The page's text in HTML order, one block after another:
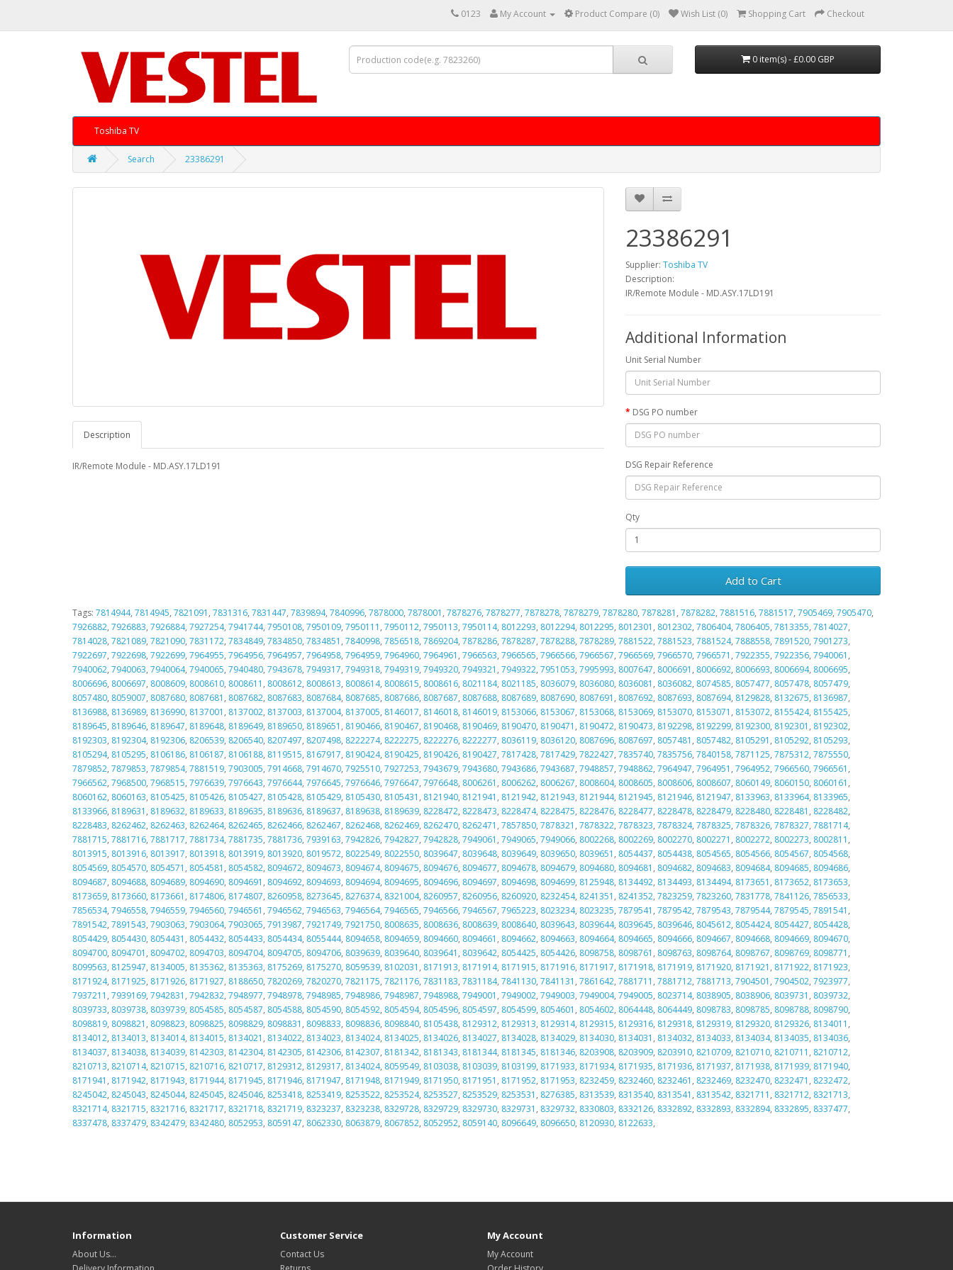
0123 My Account Product Compare (0) Wish List (0) Shopping Cart Checkout
0 item(s) - £0.00 GBP
Toshiba TV
Search 23386291
Description
IR/Remote Module - MD.ASY.17LD191
23386291
Supplier: Toshiba TV
Description:
IR/Remote Module - MD.ASY.17LD191
Additional Information
Unit Serial Number
DSG PO number
DSG Repair Reference
Qty
Add to Cart
Tags: 7814944, 7814945, 7821091 , 7831316, 7831447, 7839894, 7840996, 7878000, 7878001 , 7878276, 7878277, 7878278, 7878279, 7878280, 7878281 , 7878282, 7881516, 7881517, 7905469, 7905470,
7926882, 7926883, 7926884, 7927254, 7941744, 7950108, 7950109, 7950111 , 7950112, 7950113, 7950114, 8012293, 8012294, 8012295, 8012301 , 8012302, 7806404, 7806405, 7813355, 7814027,
7814028, 7821089, 7821090, 7831172, 7834849, 7834850, 7834851 , 7840998, 7856518, 7869204, 7878286, 7878287, 7878288, 7878289, 7881522, 7881523, 7881524, 7888558, 7891520, 7901273,
7922697, 7922698, 7922699, 7964955, 7964956, 7964957, 7964958, 7964959, 7964960, 7964961 , 7966563, 7966565, 7966566, 7966567, 7966569, 7966570, 7966571 , 7922355, 7922356, 7940061 ,
7940062, 7940063, 7940064, 7940065, 7940480, 7943678, 7949317, 7949318, 7949319, 7949320, 7949321 , 7949322, 7951053, 7995993, 8007647, 8006691 , 8006692, 8006693, 8006694, 8006695,
8006696, 8006697, 8008609, 8008610, 8008611 , 8008612, 8008613, 8008614, 8008615, 8008616, 8021184, 8021185, 8036079, 8036080, 8036081 , 8036082, 8074585, 8057477, 8057478, 8057479,
8057480, 8059007, 8087680, 8087681 , 8087682, 8087683, 8087684, 8087685, 8087686, 8087687, 8087688, 8087689, 8087690, 8087691 , 8087692, 8087693, 8087694, 8129828, 8132675, 8136987,
8136988, 8136989, 8136990, 8137001 , 8137002, 8137003, 8137004, 8137005, 8146017, 8146018, 8146019, 8153066, 8153067, 8153068, 8153069, 8153070, 8153071 , 8153072, 8155424, 8155425,
8189645, 8189646, 8189647, 8189648, 8189649, 8189650, 8189651 , 8190466, 8190467, 8190468, 8190469, 8190470, 8190471 , 8190472, 8190473, 8192298, 8192299, 8192300, 8192301 , 8192302,
8192303, 8192304, 8192306, 8206539, 8206540, 8207497, 8207498, 8222274, 8222275, 8222276, 8222277, 8036119, 8036120, 8087696, 8087697, 8057481 , 8057482, 8105291 , 8105292, 8105293,
8105294, 8105295, 8106186, 8106187, 8106188, 8119515, 8167917, 8190424, 8190425, 8190426, 8190427, 7817428, 7817429, 7822427, 7835740, 7835756, 7840158, 7871125, 7875312, 7875550,
7879852, 7879853, 7879854, 7881519, 7903005, 7914668, 7914670, 7925510, 7927253, 7943679, 7943680, 7943686, 7943687, 7948857, 7948862, 7964947, 7964951 , 7964952, 7966560, 7966561 ,
7966562, 7968500, 7968515, 7976639, 7976643, 7976644, 7976645, 7976646, 7976647, 7976648, 8006261 , 8006262, 8006267, 8008604, 8008605, 8008606, 8008607, 8060149, 8060150, 8060161 ,
8060162, 8060163, 8105425, 8105426, 8105427, 8105428, 8105429, 8105430, 8105431 , 8121940, 8121941 , 8121942, 8121943, 8121944, 8121945, 8121946, 8121947, 8133963, 8133964, 8133965,
8133966, 8189631 , 8189632, 8189633, 8189635, 8189636, 8189637, 8189638, 8189639, 8228472, 8228473, 8228474, 8228475, 8228476, 8228477, 8228478, 8228479, 8228480, 8228481 , 8228482,
8228483, 8262462, 8262463, 8262464, 8262465, 8262466, 8262467, 8262468, 8262469, 8262470, 8262471 , 7857850, 7878321 , 7878322, 7878323, 7878324, 7878325, 7878326, 7878327, 7881714,
7881715, 7881716, 7881717, 7881734, 7881735, 7881736, 7939163, 7942826, 7942827, 7942828, 7949061 , 7949065, 7949066, 8002268, 8002269, 8002270, 8002271 , 8002272, 8002273, 8002811 ,
8013915, 8013916, 8013917, 8013918, 8013919, 8013920, 8019572, 8022549, 8022550, 8039647, 8039648, 8039649, 8039650, 8039651 , 8054437, 8054438, 8054565, 8054566, 8054567, 8054568,
8054569, 8054570, 8054571 , 8054581 , 8054582, 8094672, 8094673, 8094674, 8094675, 8094676, 8094677, 8094678, 8094679, 8094680, 8094681 , 8094682, 8094683, 8094684, 8094685, 8094686,
8094687, 8094688, 8094689, 8094690, 8094691 , 8094692, 8094693, 8094694, 8094695, 8094696, 8094697, 8094698, 8094699, 8125948, 8134492, 8134493, 8134494, 8173651 , 8173652, 8173653,
8173659, 8173660, 8173661 , 8174806, 8174807, 8260958, 8273645, 8276374, 8321004, 8260957, 8260956, 8260920, 8232454, 8241351 , 8241352, 7823259, 7823260, 7831778, 7841126, 7856533,
7856534, 7946558, 7946559, 7946560, 7946561 , 7946562, 7946563, 7946564, 7946565, 7946566, 7946567, 7965223, 8023234, 8023235, 7879541 , 7879542, 7879543, 7879544, 7879545, 7891541 ,
7891542, 7891543, 7903063, 7903064, 7903065, 7913987, 7921749, 7921750, 8008635, 8008636, 8008639, 8008640, 8039643, 8039644, 8039645, 8039646, 8045612, 8054424, 8054427, 8054428,
8054429, 8054430, 8054431 , 8054432, 8054433, 8054434, 8055444, 8094658, 8094659, 8094660, 8094661 , 8094662, 8094663, 8094664, 8094665, 8094666, 8094667, 8094668, 8094669, 8094670,
8094700, 8094701 , 8094702, 8094703, 8094704, 8094705, 8094706, 8039639, 8039640, 8039641 , 8039642, 8054425, 8054426, 8098758, 8098761 , 8098763, 8098764, 8098767, 8098769, 8098771 ,
8099563, 8125947, 8134005, 8135362, 8135363, 8175269, 8175270, 8059539, 8102031 , 8171913, 8171914, 8171915, 8171916, 8171917, 8171918, 8171919, 8171920, 8171921 , 8171922, 8171923,
8171924, 8171925, 8171926, 8171927, 8188650, 7820269, 7820270, 7821175, 7821176, 7831183, 7831184, 7841130, 7841131 , 7861642, 7881711 , 7881712, 7881713, 7904501 , 7904502, 7923977,
7937211 , 7939169, 7942831 , 7942832, 7948977, 7948978, 7948985, 7948986, 7948987, 7948988, 7949001 , 7949002, 7949003, 7949004, 7949005, 8023714, 8038905, 8038906, 8039731 , 8039732,
8039733, 8039738, 8039739, 8054585, 8054587, 8054588, 8054590, 8054592, 8054594, 8054596, 8054597, 8054599, 8054601 , 8054602, 8064448, 8064449, 8098783, 8098785, 8098788, 8098790,
8098819, 8098821 , 8098823, 8098825, 8098829, 8098831 , 8098833, 8098836, 8098840, 8105438, 8129312, 8129313, 8129314, 8129315, 8129316, 8129318, 8129319, 8129320, 8129326, 8134011 ,
8134012, 8134013, 8134014, 8134015, 8134021 , 8134022, 8134023, 8134024, 8134025, 8134026, 8134027, 8134028, 8134029, 8134030, 8134031 , 8134032, 8134033, 8134034, 8134035, 8134036,
8134037, 8134038, 8134039, 8142303, 8142304, 8142305, 8142306, 8142307, 8181342, 8181343, 8181344, 8181345, 8181346, 8203908, 8203909, 8203910, 8210709, 8210710, 8210711 , 8210712,
8210713, 8210714, 8210715, 8210716, 8210717, 8129312, 8129317, 8134024, 8059549, 8103038, 8103039, 8103199, 8171933, 8171934, 8171935, 8171936, 8171937, 8171938, 8171939, 8171940,
8171941 , 8171942, 8171943, 8171944, 8171945, 8171946, 8171947, 8171948, 8171949, 8171950, 8171951 , 8171952, 8171953, 8232459, 8232460, 8232461 , 8232469, 8232470, 8232471 , 8232472,
8245042, 8245043, 8245044, 8245045, 8245046, 8253418, 8253419, 8253522, 8253524, 8253527, 8253529, 8253531 , 8276385, 8313539, 8313540, 8313541 , 8313542, 8321711 , 8321712, 8321713,
8321714, 8321715, 8321716, 8321717, 8321718, 8321719, 8323237, 8323238, 8329728, 8329729, 8329730, 8329731 , 8329732, 8330803, 8332126, 8332892, 8332893, 8332894, 8332895, 8337477,
8337478, 8337479, 8342479, 8342480, 8052953, 8059147, 8062330, 8063879, 8067852, 8052952, 8059140, 8096649, 8096650, 8120930, 8122633,
Information
About Us…
Customer Service
Contact Us
My Account
My Account